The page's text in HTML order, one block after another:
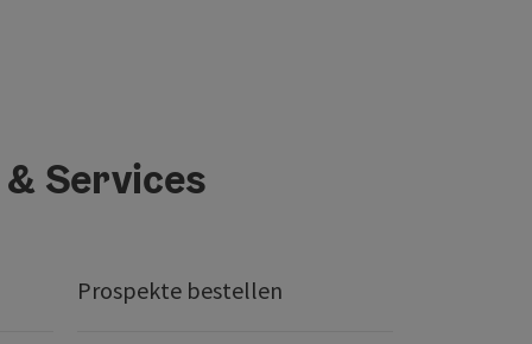
Services
Prospekte bestellen